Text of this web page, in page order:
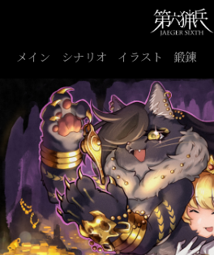
メイン シナリオ イラスト 鍛錬
名前表示